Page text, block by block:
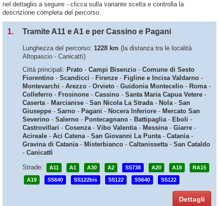
nel dettaglio a seguire - clicca sulla variante scelta e controlla la
descrizione completa del percorso.
1. Tramite A11 e A1 e per Cassino e Pagani
Lunghezza del percorso: 1228 km (la distanza tra le località
Altopascio - Canicattì)
Città principali: Prato - Campi Bisenzio - Comune di Sesto
Fiorentino - Scandicci - Firenze - Figline e Incisa Valdarno -
Montevarchi - Arezzo - Orvieto - Guidonia Montecelio - Roma-
Colleferro - Frosinone - Cassino - Santa Maria Capua Vetere -
Caserta- Marcianise - San Nicola La Strada- Nola- San
Giuseppe - Sarno - Pagani - Nocera Inferiore - Mercato San
Severino - Salerno - Pontecagnano - Battipaglia- Eboli -
Castrovillari - Cosenza- Vibo Valentia- Messina- Giarre -
Acireale - Aci Catena- San Giovanni La Punta- Catania-
Gravina di Catania- Misterbianco - Caltanissetta- San Cataldo
- Canicattì
Strade:
A11 A1 A30 A2 SS738 A20 A18 RA15
A19 SS640 SS122bis SS122 SS640 SS122
Dettagli